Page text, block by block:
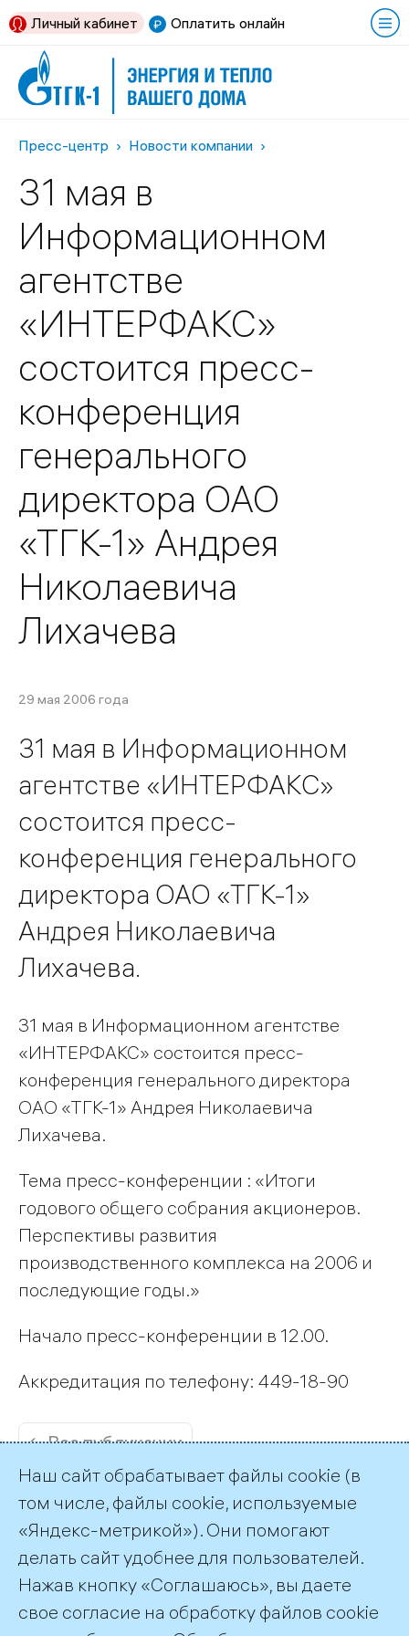
Оплатить онлайн
Личный кабинет
Пресс-центр Новости компании
31 мая в
Информационном
агентстве
«ИНТЕРФАКС»
состоится пресс-
конференция
генерального
директора ОАО
«ТГК-1» Андрея
Николаевича
Лихачева
29 мая 2006 года
31 мая в Информационном
агентстве «ИНТЕРФАКС»
состоится пресс-
конференция генерального
директора ОАО «ТГК-1»
Андрея Николаевича
Лихачева.
31 мая в Информационном агентстве
«ИНТЕРФАКС» состоится пресс-
конференция генерального директора
ОАО «ТГК-1» Андрея Николаевича
Лихачева.
Тема пресс-конференции : «Итоги
годового общего собрания акционеров.
Перспективы развития
производственного комплекса на 2006 и
последующие годы.»
Начало пресс-конференции в 12.00.
Аккредитация по телефону: 449-18-90
← Все публикации
Пресс-служба ТГК-1
press@tgc1.ru
Наш сайт обрабатывает файлы cookie (в
том числе, файлы cookie, используемые
«Яндекс-метрикой»). Они помогают
делать сайт удобнее для пользователей.
Нажав кнопку «Соглашаюсь», вы даете
свое согласие на обработку файлов cookie